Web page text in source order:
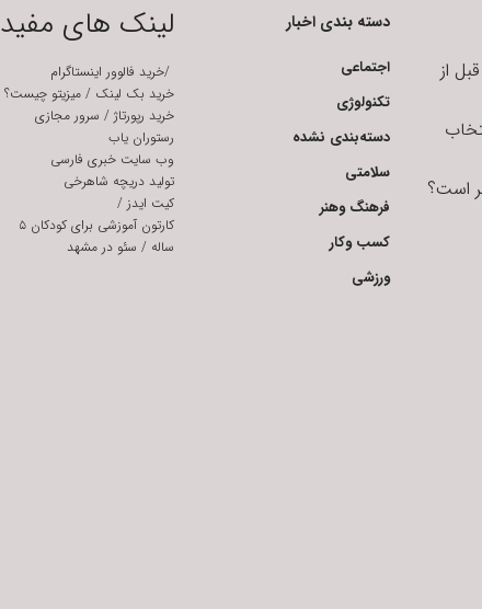
از
است؟
دسته بندی اخبار
اجتماعی
تکنولوژی
دسته‌بندی نشده
سلامتی
فرهنگ وهنر
کسب وکار
ورزشی
لینک های مفید
/خرید فالوور اینستاگرام
خرید بک لینک / میزیتو چیست؟
خرید رپورتاژ/ سرور مجازی
رستوران یاب
وب سایت خبری فارسی
تولید دریچه شاهرخی
کیت ایدز /
کارتون آموزشی برای کودکان ۵
ساله / سئو در مشهد